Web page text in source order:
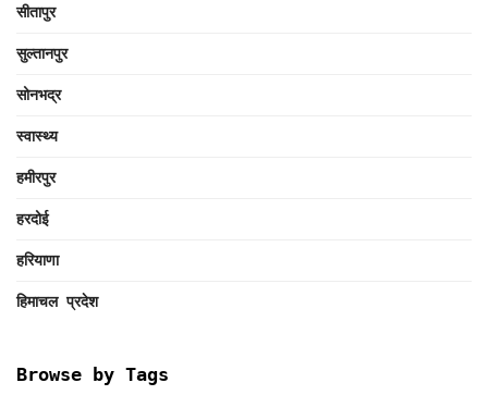
सीतापुर
सुल्तानपुर
सोनभद्र
स्वास्थ्य
हमीरपुर
हरदोई
हरियाणा
हिमाचल प्रदेश
Browse by Tags